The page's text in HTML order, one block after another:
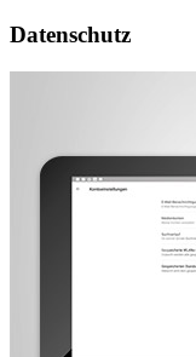
Datenschutz